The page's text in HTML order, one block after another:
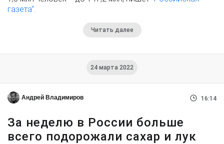
газета".
Читать далее
24 марта 2022
Андрей Владимиров 16:14
За неделю в России больше
всего подорожали сахар и лук